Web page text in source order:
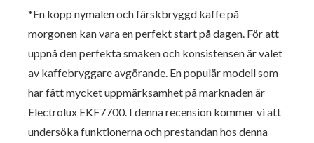
*En kopp nymalen och färskbryggd kaffe på
morgonen kan vara en perfekt start på dagen. För att
uppnå den perfekta smaken och konsistensen är valet
av kaffebryggare avgörande. En populär modell som
har fått mycket uppmärksamhet på marknaden är
Electrolux EKF7700. I denna recension kommer vi att
undersöka funktionerna och prestandan hos denna